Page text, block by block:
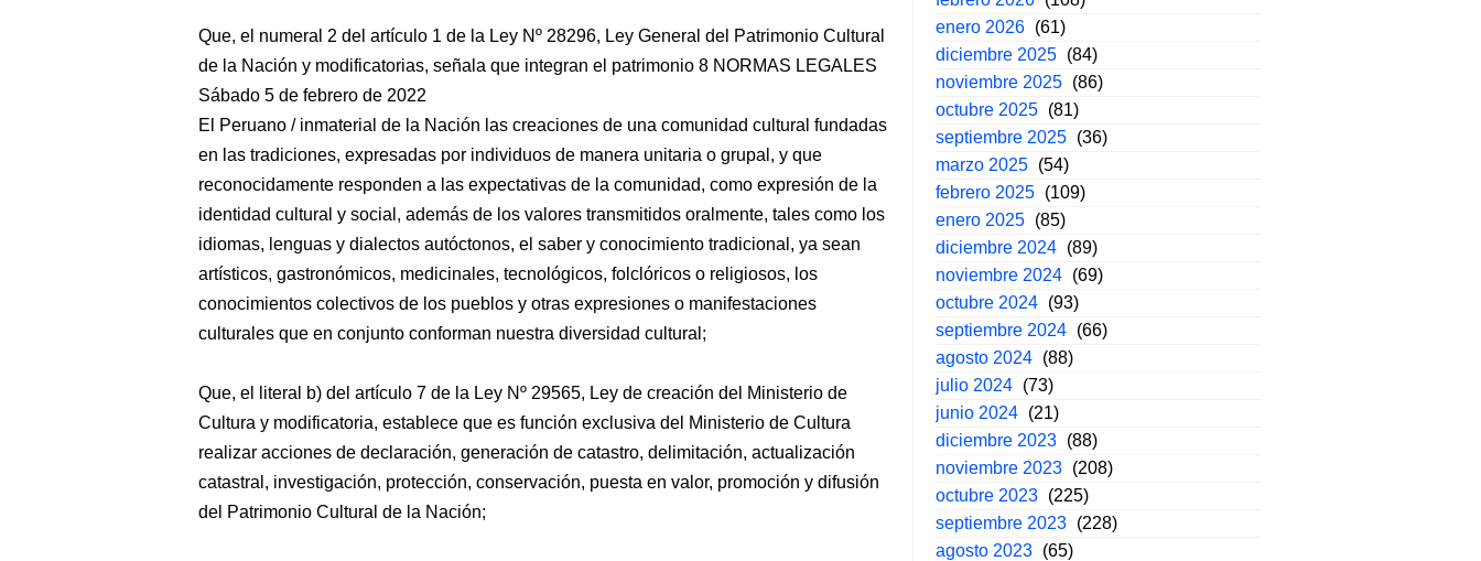
Que, el numeral 2 del artículo 1 de la Ley Nº 28296, Ley General del Patrimonio Cultural
de la Nación y modificatorias, señala que integran el patrimonio 8 NORMAS LEGALES
Sábado 5 de febrero de 2022
El Peruano / inmaterial de la Nación las creaciones de una comunidad cultural fundadas
en las tradiciones, expresadas por individuos de manera unitaria o grupal, y que
reconocidamente responden a las expectativas de la comunidad, como expresión de la
identidad cultural y social, además de los valores transmitidos oralmente, tales como los
idiomas, lenguas y dialectos autóctonos, el saber y conocimiento tradicional, ya sean
artísticos, gastronómicos, medicinales, tecnológicos, folclóricos o religiosos, los
conocimientos colectivos de los pueblos y otras expresiones o manifestaciones
culturales que en conjunto conforman nuestra diversidad cultural;
Que, el literal b) del artículo 7 de la Ley Nº 29565, Ley de creación del Ministerio de
Cultura y modificatoria, establece que es función exclusiva del Ministerio de Cultura
realizar acciones de declaración, generación de catastro, delimitación, actualización
catastral, investigación, protección, conservación, puesta en valor, promoción y difusión
del Patrimonio Cultural de la Nación;
enero 2026 (61)
diciembre 2025 (84)
noviembre 2025 (86)
octubre 2025 (81)
septiembre 2025 (36)
marzo 2025 (54)
febrero 2025 (109)
enero 2025 (85)
diciembre 2024 (89)
noviembre 2024 (69)
octubre 2024 (93)
septiembre 2024 (66)
agosto 2024 (88)
julio 2024 (73)
junio 2024 (21)
diciembre 2023 (88)
noviembre 2023 (208)
octubre 2023 (225)
septiembre 2023 (228)
agosto 2023 (65)